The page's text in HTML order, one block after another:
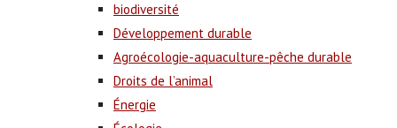
biodiversité
Développement durable
Agroécologie-aquaculture-pêche durable
Droits de l’animal
Énergie